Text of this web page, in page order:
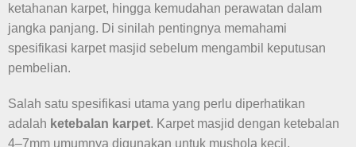
ketahanan karpet, hingga kemudahan perawatan dalam
jangka panjang. Di sinilah pentingnya memahami
spesifikasi karpet masjid sebelum mengambil keputusan
pembelian.
Salah satu spesifikasi utama yang perlu diperhatikan
adalah ketebalan karpet. Karpet masjid dengan ketebalan
4–7mm umumnya digunakan untuk mushola kecil,